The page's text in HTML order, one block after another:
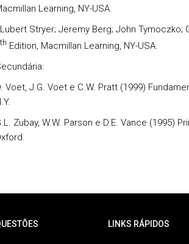
Learning, NY-USA.
Stryer; Jeremy Berg; John Tymoczko;
th Edition, Macmillan Learning, NY-USA.
Voet, J.G. Voet e C.W. Pratt (1999)
Zubay, W.W. Parson e D.E. Vance (1995)
LINKS RÁPIDOS